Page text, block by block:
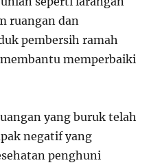
ruangan dan
pembersih ramah
memperbaiki
yang buruk telah
negatif yang
penghuni